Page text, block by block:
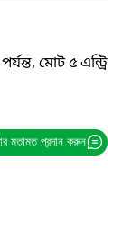
মোট ৫ এন্ট্রি
মতামত প্রদান করুন